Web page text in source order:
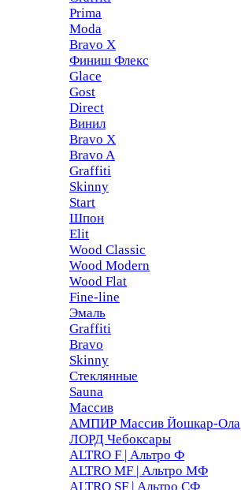
Prima
Moda
Bravo X
Финиш Флекс
Glace
Gost
Direct
Винил
Bravo X
Bravo A
Graffiti
Skinny
Start
Шпон
Elit
Wood Classic
Wood Modern
Wood Flat
Fine-line
Эмаль
Graffiti
Bravo
Skinny
Стеклянные
Sauna
Массив
АМПИР Массив Йошкар-Ола
ЛОРД Чебоксары
ALTRO F | Альтро Ф
ALTRO MF | Альтро МФ
ALTRO SF | Альтро СФ